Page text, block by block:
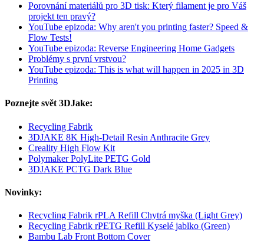
Porovnání materiálů pro 3D tisk: Který filament je pro Váš
projekt ten pravý?
YouTube epizoda: Why aren't you printing faster? Speed &
Flow Tests!
YouTube epizoda: Reverse Engineering Home Gadgets
Problémy s první vrstvou?
YouTube epizoda: This is what will happen in 2025 in 3D
Printing
Poznejte svět 3DJake:
Recycling Fabrik
3DJAKE 8K High-Detail Resin Anthracite Grey
Creality High Flow Kit
Polymaker PolyLite PETG Gold
3DJAKE PCTG Dark Blue
Novinky:
Recycling Fabrik rPLA Refill Chytrá myška (Light Grey)
Recycling Fabrik rPETG Refill Kyselé jablko (Green)
Bambu Lab Front Bottom Cover